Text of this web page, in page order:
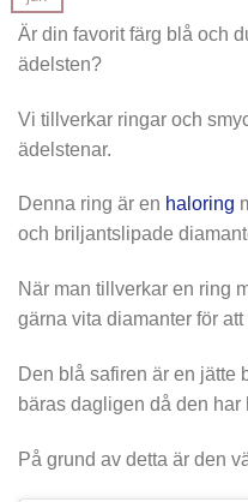
Är din favorit färg blå och
ädelsten?
Vi tillverkar ringar och
ädelstenar.
Denna ring är en haloring
och briljantslipade
När man tillverkar en ring
gärna vita diamanter för
Den blå safiren är en jätte
bäras dagligen då den har
På grund av detta är den